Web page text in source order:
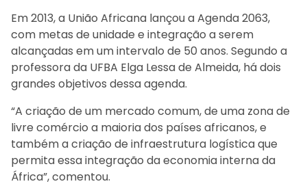
Em 2013, a União Africana lançou a Agenda 2063,
com metas de unidade e integração a serem
alcançadas em um intervalo de 50 anos. Segundo a
professora da UFBA Elga Lessa de Almeida, há dois
grandes objetivos dessa agenda.
“A criação de um mercado comum, de uma zona de
livre comércio a maioria dos países africanos, e
também a criação de infraestrutura logística que
permita essa integração da economia interna da
África”, comentou.